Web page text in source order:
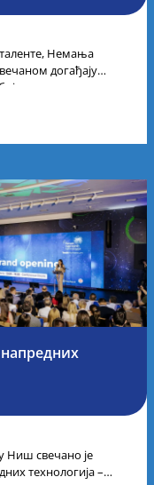
Немања
догађају
одржаном у
Ниш свечано је
технологија –